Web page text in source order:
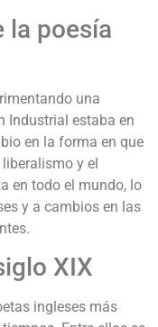
la poesía
una
Industrial estaba en
en la forma en que
y el
en todo el mundo, lo
y a cambios en las
XIX
ingleses más